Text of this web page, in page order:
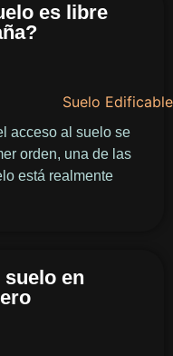
es libre
acceso al suelo se
orden, una de las
está realmente
en